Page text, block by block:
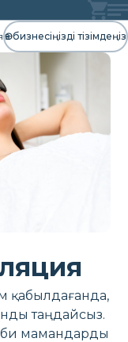
Өз бизнесіңізді тізімдеңіз
қабылдағанда,
таңдайсыз.
мамандарды